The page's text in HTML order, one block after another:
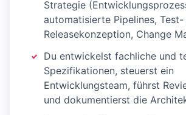
Strategie
automatisierte Pipelines, Test-
Releasekonzeption, Change
Du entwickelst fachliche und
Spezifikationen, steuerst ein
Entwicklungsteam, führst
und dokumentierst die